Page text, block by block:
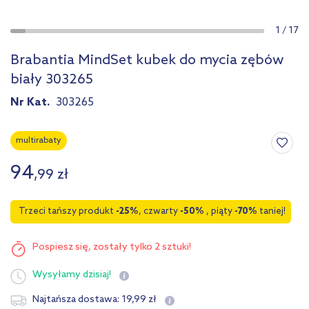
1 / 17
Brabantia MindSet kubek do mycia zębów
biały 303265
Nr Kat. 303265
multirabaty
94,99 zł
Trzeci tańszy produkt -25%, czwarty -50% , piąty -70% taniej!
Pospiesz się, zostały tylko 2 sztuki!
Wysyłamydzisiaj!
Najtańsza dostawa: 19,99 zł